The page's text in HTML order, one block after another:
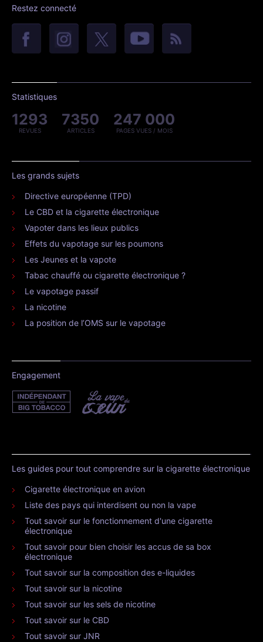
Restez connecté
Statistiques
1293
REVUES
7350
ARTICLES
247 000
PAGES VUES / MOIS
Les grands sujets
Directive européenne (TPD)
Le CBD et la cigarette électronique
Vapoter dans les lieux publics
Effets du vapotage sur les poumons
Les Jeunes et la vapote
Tabac chauffé ou cigarette électronique ?
Le vapotage passif
La nicotine
La position de l’OMS sur le vapotage
Engagement
Les guides pour tout comprendre sur la cigarette électronique
Cigarette électronique en avion
Liste des pays qui interdisent ou non la vape
Tout savoir sur le fonctionnement d'une cigarette
électronique
Tout savoir pour bien choisir les accus de sa box
électronique
Tout savoir sur la composition des e-liquides
Tout savoir sur la nicotine
Tout savoir sur les sels de nicotine
Tout savoir sur le CBD
Tout savoir sur JNR